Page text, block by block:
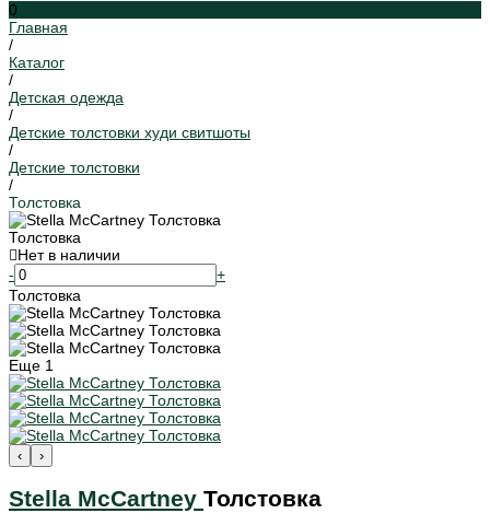
0
Главная
/
Каталог
/
Детская одежда
/
Детские толстовки худи свитшоты
/
Детские толстовки
/
Толстовка
Толстовка
Нет в наличии
-
+
Толстовка
Еще 1
‹ ›
Stella McCartney Толстовка